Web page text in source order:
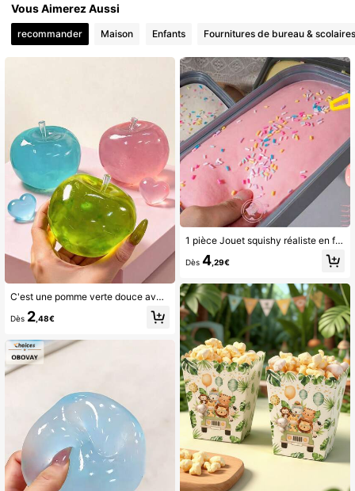
Vous Aimerez Aussi
recommander Maison Enfants Fournitures de bureau & scolaires
C'est une pomme verte douce avec une texture extrêmement lisse et douce. C'est à la fois une pomme que l'on peut presser et une pomme avec un excellent toucher tactile.
Dès 2,48€
1 pièce Jouet squishy réaliste en forme de boîte à gâteau, convient pour le bureau quotidien, l'étude ou en cadeau, applicable pour l'anniversaire, Halloween, Noël, les blagues de fête, le soulagement du stress et le divertissement au bureau et pour les étudiants, convient pour tous les âges comme faveurs de fête, pour les adolescents
Dès 4,29€